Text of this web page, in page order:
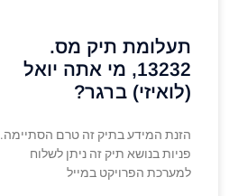
תעלומת תיק מס.
13232, מי אתה יואל
(לואיזי) ברגר?
הזנת המידע בתיק זה טרם הסתיימה.
פניות בנושא תיק זה ניתן לשלוח
למערכת הפרויקט במייל